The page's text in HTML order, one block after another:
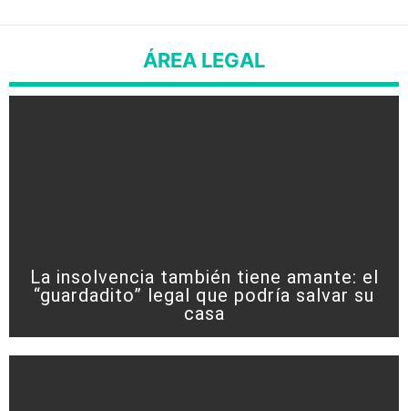
ÁREA LEGAL
La insolvencia también tiene amante: el
“guardadito” legal que podría salvar su
casa